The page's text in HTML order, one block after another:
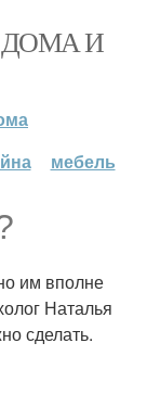
ДОМА И
мебель
им вполне
Наталья
сделать.